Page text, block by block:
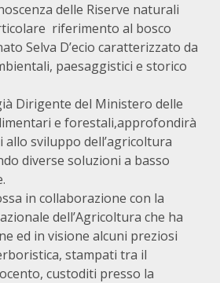
delle Riserve naturali
riferimento al bosco
Selva D’ecio caratterizzato da
paesaggistici e storico
Dirigente del Ministero delle
e forestali,approfondirà
sviluppo dell’agricoltura
diverse soluzioni a basso
in collaborazione con la
dell’Agricoltura che ha
ed in visione alcuni preziosi
stampati tra il
custoditi presso la